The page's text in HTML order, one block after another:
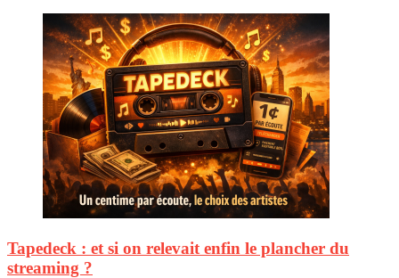
Tapedeck : et si on relevait enfin le plancher du
streaming ?